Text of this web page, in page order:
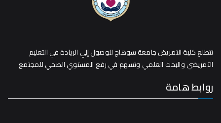
تتطلع كلية التمريض جامعة سوهاج للوصول إلي الريادة في التعليم
التمريضي والبحث العلمي وتسهم في رفع المستوي الصحي للمجتمع
روابط هامة